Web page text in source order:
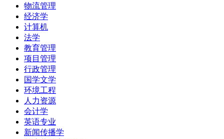
物流管理
经济学
计算机
法学
教育管理
项目管理
行政管理
国学文学
环境工程
人力资源
会计学
英语专业
新闻传播学